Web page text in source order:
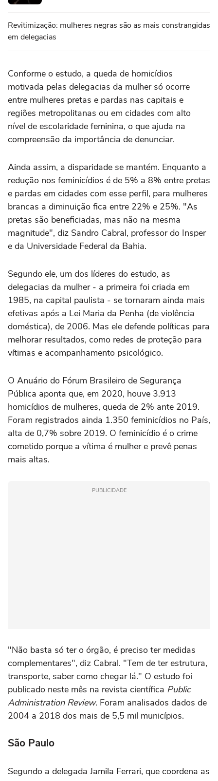
Revitimização: mulheres negras são as mais constrangidas
em delegacias
Conforme o estudo, a queda de homicídios
motivada pelas delegacias da mulher só ocorre
entre mulheres pretas e pardas nas capitais e
regiões metropolitanas ou em cidades com alto
nível de escolaridade feminina, o que ajuda na
compreensão da importância de denunciar.
Ainda assim, a disparidade se mantém. Enquanto a
redução nos feminicídios é de 5% a 8% entre pretas
e pardas em cidades com esse perfil, para mulheres
brancas a diminuição fica entre 22% e 25%. "As
pretas são beneficiadas, mas não na mesma
magnitude", diz Sandro Cabral, professor do Insper
e da Universidade Federal da Bahia.
Segundo ele, um dos líderes do estudo, as
delegacias da mulher - a primeira foi criada em
1985, na capital paulista - se tornaram ainda mais
efetivas após a Lei Maria da Penha (de violência
doméstica), de 2006. Mas ele defende políticas para
melhorar resultados, como redes de proteção para
vítimas e acompanhamento psicológico.
O Anuário do Fórum Brasileiro de Segurança
Pública aponta que, em 2020, houve 3.913
homicídios de mulheres, queda de 2% ante 2019.
Foram registrados ainda 1.350 feminicídios no País,
alta de 0,7% sobre 2019. O feminicídio é o crime
cometido porque a vítima é mulher e prevê penas
mais altas.
PUBLICIDADE
"Não basta só ter o órgão, é preciso ter medidas
complementares", diz Cabral. "Tem de ter estrutura,
transporte, saber como chegar lá." O estudo foi
publicado neste mês na revista científica Public
Administration Review. Foram analisados dados de
2004 a 2018 dos mais de 5,5 mil municípios.
São Paulo
Segundo a delegada Jamila Ferrari, que coordena as